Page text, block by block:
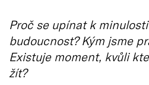
Proč se upínat k
budoucnost? Kým jsme
Existuje moment, kvůli
žít?